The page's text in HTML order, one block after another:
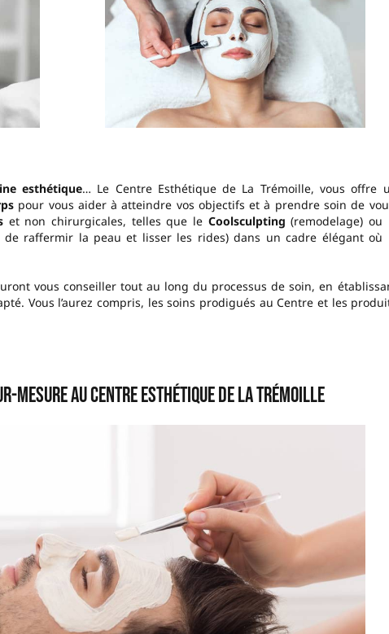
esthétique… Le Centre Esthétique de La Trémoille, vous offre
pour vous aider à atteindre vos objectifs et à prendre soin de
et non chirurgicales, telles que le Coolsculpting(remodelage) ou
raffermir la peau et lisser les rides) dans un cadre élégant où
vous conseiller tout au long du processus de soin, en
Vous l’aurez compris, les soins prodigués au Centre et les
mesure au Centre esthétique de la Trémoille